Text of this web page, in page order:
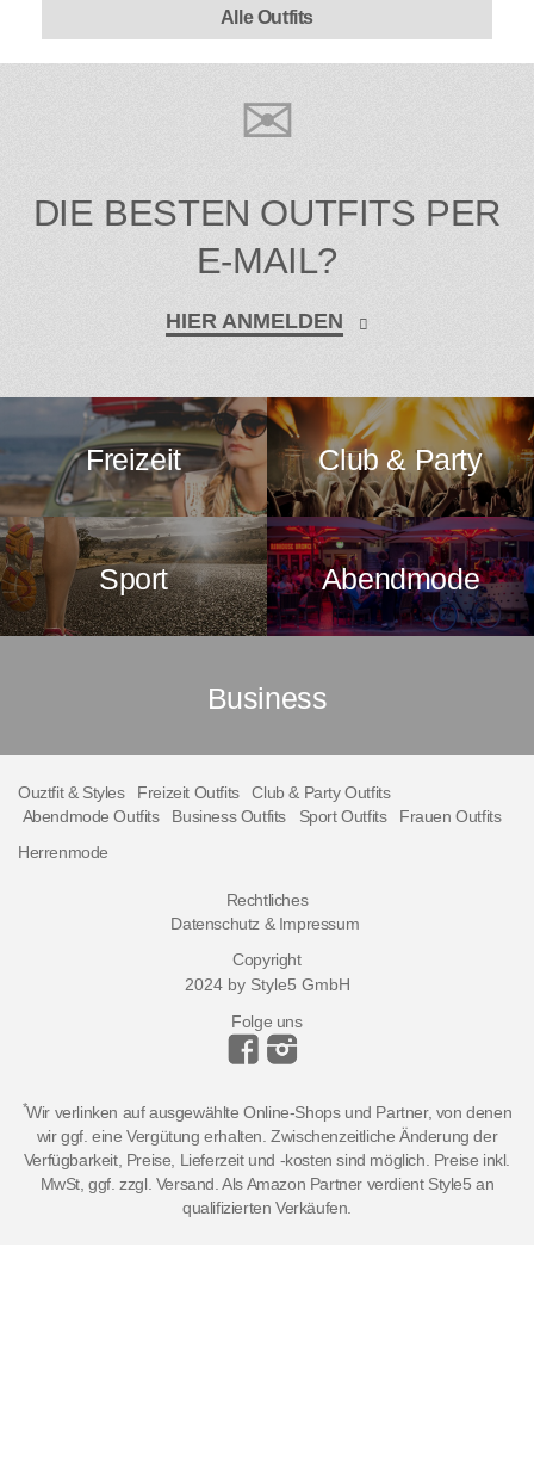
Alle Outfits
DIE BESTEN OUTFITS PER
E-MAIL?
HIER ANMELDEN
Freizeit Club & Party
Sport Abendmode
Business
Ouztfit & Styles Freizeit Outfits
Club & Party Outfits
Abendmode Outfits
Business Outfits Sport Outfits
Frauen Outfits
Herrenmode
Rechtliches
Datenschutz & Impressum
Copyright
2024 by Style5 GmbH
Folge uns
*Wir verlinken auf ausgewählte Online-Shops und Partner, von denen
wir ggf. eine Vergütung erhalten. Zwischenzeitliche Änderung der
Verfügbarkeit, Preise, Lieferzeit und -kosten sind möglich. Preise inkl.
MwSt, ggf. zzgl. Versand. Als Amazon Partner verdient Style5 an
qualifizierten Verkäufen.